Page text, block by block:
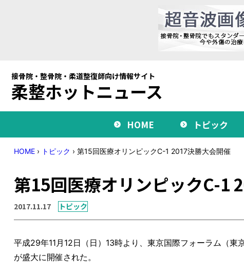
接骨院・整骨院・柔道整復師向け情報サイト
柔整ホットニュース
HOME トピック
HOME › トピック › 第15回医療オリンピックC-1 2017決勝大会開催
第15回医療オリンピックC-1
2017.11.17 トピック
平成29年11月12日（日）13時より、東京国際フォーラム（
が盛大に開催された。